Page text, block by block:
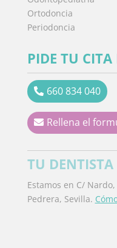
Ortodoncia
Periodoncia
PIDE TU CITA
660 834 040
Rellena el
TU DENTISTA
Estamos en C/
Pedrera, Sevilla.